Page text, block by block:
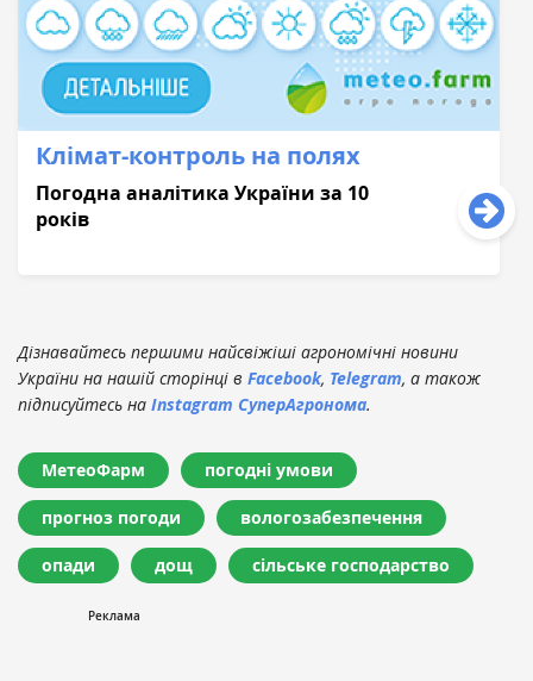
Клімат-контроль на полях
Погодна аналітика України за 10
років
Дізнавайтесь першими найсвіжіші агрономічні новини
України на нашій сторінці в Facebook, Telegram, а також
підписуйтесь на Instagram СуперАгронома.
МетеоФарм погодні умови
прогноз погоди вологозабезпечення
опади дощ сільське господарство